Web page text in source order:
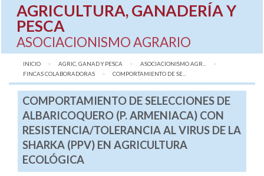
AGRICULTURA, GANADERÍA Y
PESCA
ASOCIACIONISMO AGRARIO
INICIO AGRIC, GANAD Y PESCA
ASOCIACIONISMO AGR...
FINCAS COLABORADORAS
AQUÍ:
COMPORTAMIENTO DE SE...
COMPORTAMIENTO DE SELECCIONES DE
ALBARICOQUERO (P. ARMENIACA) CON
RESISTENCIA/TOLERANCIA AL VIRUS DE LA
SHARKA (PPV) EN AGRICULTURA
ECOLÓGICA